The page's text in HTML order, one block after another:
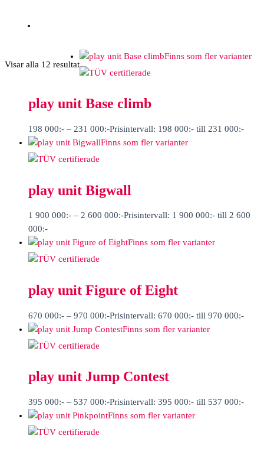
Visar alla 12 resultat
Finns som fler varianter
play unit Base climb
198 000:- – 231 000:-Prisintervall: 198 000:- till 231 000:-
Finns som fler varianter
play unit Bigwall
1 900 000:- – 2 600 000:-Prisintervall: 1 900 000:- till 2 600
000:-
Finns som fler varianter
play unit Figure of Eight
670 000:- – 970 000:-Prisintervall: 670 000:- till 970 000:-
Finns som fler varianter
play unit Jump Contest
395 000:- – 537 000:-Prisintervall: 395 000:- till 537 000:-
Finns som fler varianter